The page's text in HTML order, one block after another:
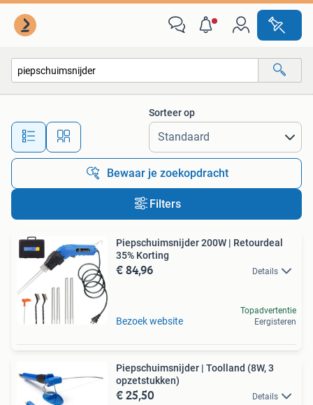
Alle afstanden…
Sorteer op
Bewaar je zoekopdracht
Filters
Piepschuimsnijder 200W | Retourdeal
35% Korting
€ 84,96 Details
Bezoek website
Topadvertentie
Eergisteren
Piepschuimsnijder | Toolland (8W, 3
opzetstukken)
€ 25,50 Details